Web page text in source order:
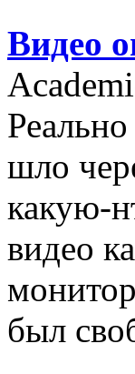
Видео
шло
какую-
видео
был